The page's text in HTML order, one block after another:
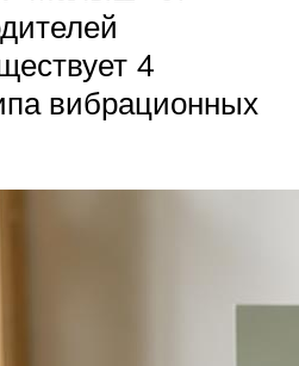
4
вибрационных